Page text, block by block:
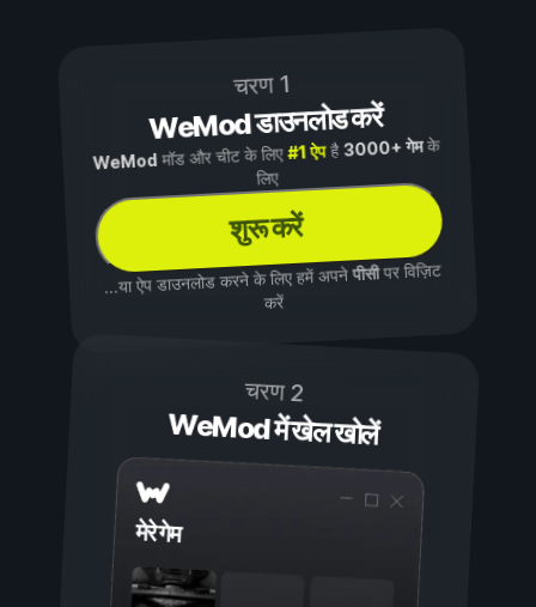
चरण 1
WeMod डाउनलोड करें
WeMod मॉड और चीट के लिए#1 ऐपहै3000+ गेमके
लिए
शुरू करें
...या ऐप डाउनलोड करने के लिए हमें अपनेपीसीपर विज़िट
करें
चरण 2
WeMod में खेल खोलें
मेरे गेम